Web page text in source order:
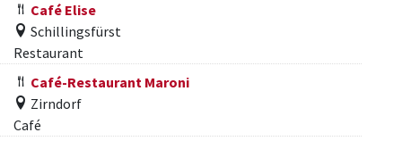
Café Elise
Schillingsfürst
Restaurant
Café-Restaurant Maroni
Zirndorf
Café